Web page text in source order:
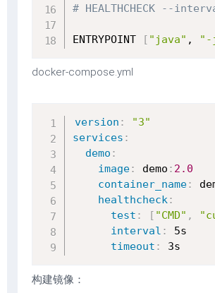
# HEALTHCHECK --
ENTRYPOINT [ "java" , "-
docker-compose.yml
version :
"3"
services :
demo :
image: demo : 2.0
container_name:
healthcheck:
test : [ "CMD" ,
interval :
5s
timeout : 3s
构建镜像：